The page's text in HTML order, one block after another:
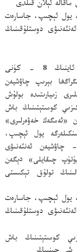
ئېلان قىلدى
يول ئېچىپ، جاسارەت
دوستلۇقىنىڭ
شىنخۇا ئاگېنتلىقى، پىڭراڭ، 6 - ئاينىڭ 8 - كۈنى
پىڭراڭغا بېرىپ چاۋشيەن
زىيارىتىدە بولۇش
كومىتېتىنىڭ باش
خەۋەرلىرى»
يول ئېچىپ،
ئەنئەنىۋى
چىقايلى» دېگەن
تولۇق تېكىستى
يول ئېچىپ، جاسارەت
دوستلۇقىنىڭ
كومىتېتىنىڭ باش